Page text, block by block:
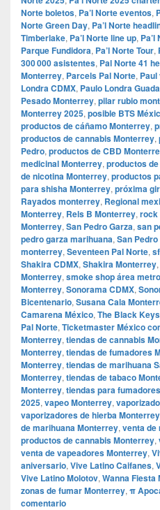
Norte boletos, Pa’l Norte eventos,
Norte Green Day, Pa’l Norte
Timberlake, Pa’l Norte line up,
Parque Fundidora, Pa’l Norte Tour,
300 000 asistentes, Pal Norte 41
Monterrey, Parcels Pal Norte,
Londra CDMX, Paulo Londra
Pesado Monterrey, pilar rubio
Monterrey 2025, posible BTS
productos de cáñamo Monterrey,
productos de cannabis Monterrey,
Pedro, productos de CBD
medicinal Monterrey, productos
de nicotina Monterrey, productos
para shisha Monterrey, próxima
Rayados monterrey, Regional
Monterrey, Rels B Monterrey, rock
Monterrey, San Pedro Garza, san
pedro garza marihuana, San
monterrey, Seventeen Pal Norte,
Shakira CDMX, Shakira Monterrey,
Monterrey, smoke shop área
Monterrey, Sonorama CDMX,
Bicentenario, Susana Cala
Camarena México, The Black
Pal Norte, Ticketmaster México
Monterrey, tiendas de cannabis
Monterrey, tiendas de fumadores
Monterrey, tiendas de marihuana
Monterrey, tiendas de tabaco
Monterrey, tiendas para
2025, vapeo Monterrey,
vaporizadores de hierba Monterrey
de marihuana Monterrey, venta de
productos de cannabis Monterrey,
venta de vapeadores Monterrey,
aniversario, Vive Latino Caifanes,
Vive Latino Molotov, Wanna Fiesta
zonas de fumar Monterrey, π
comentario